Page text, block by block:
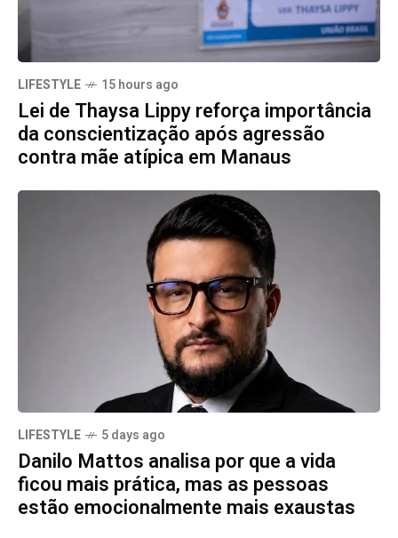
LIFESTYLE 15 hours ago
Lei de Thaysa Lippy reforça importância
da conscientização após agressão
contra mãe atípica em Manaus
LIFESTYLE 5 days ago
Danilo Mattos analisa por que a vida
ficou mais prática, mas as pessoas
estão emocionalmente mais exaustas